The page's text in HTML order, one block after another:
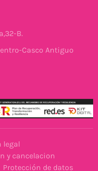
B.
Casco Antiguo
legal
y cancelacion
Protección de datos